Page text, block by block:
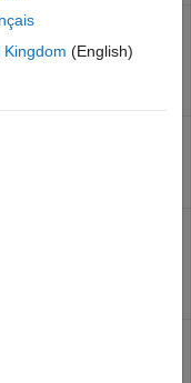
自由度運動方程式のオ
Kingdom (English)